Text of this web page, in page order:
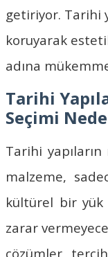
getiriyor. Tarihi
koruyarak
adına
Tarihi
Seçimi
Tarihi
malzeme,
kültürel bir yük
zarar
çözümler